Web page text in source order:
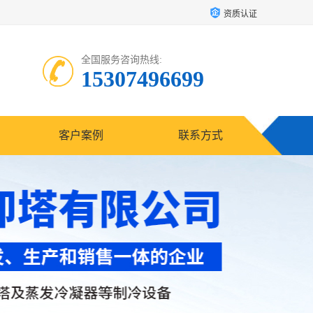
资质认证
全国服务咨询热线:
15307496699
客户案例 联系方式